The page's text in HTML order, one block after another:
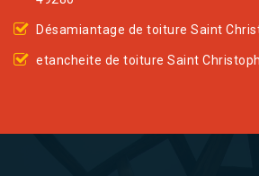
Désamiantage de toiture Saint
etancheite de toiture Saint